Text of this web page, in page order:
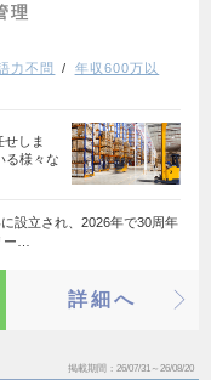
理
力不問
年収600万以
せしま
様々な
設立され、2026年で30周年
ー…
詳細へ
掲載期間 26/07/31～26/08/20